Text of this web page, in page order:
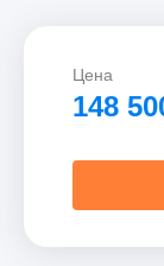
Цена
148